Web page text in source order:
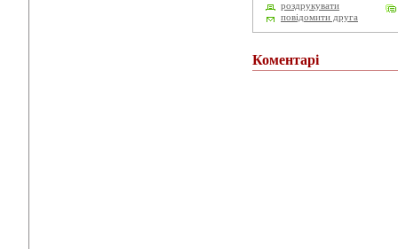
роздрукувати
повідомити друга
Коментарі